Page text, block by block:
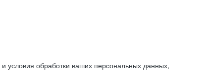
условия обработки ваших персональных данных,